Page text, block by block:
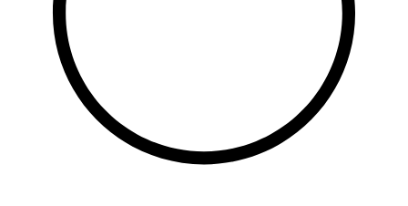
104,9 FM
Баулы
107,5 FM
Биләр